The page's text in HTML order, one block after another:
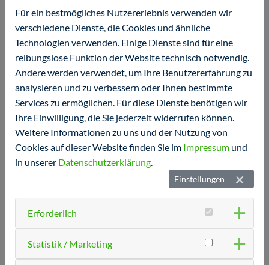
Liebe Patienten,
Die STIKO (Ständige Impfkommission) hat die
Impfempfehlung für Meningokokken C erweitert: Für alle
Jugendlichenab 12 Jahrenwird nun die erweiterte
Impfung gegenMeningokokken der Typen A, C, W, und Y
empfohlen. Die Kosten der Impfung werden von den
Für ein bestmögliches Nutzererlebnis verwenden wir
verschiedene Dienste, die Cookies und ähnliche
Technologien verwenden. Einige Dienste sind für eine
reibungslose Funktion der Website technisch notwendig.
Andere werden verwendet, um Ihre Benutzererfahrung zu
analysieren und zu verbessern oder Ihnen bestimmte
Services zu ermöglichen. Für diese Dienste benötigen wir
Ihre Einwilligung, die Sie jederzeit widerrufen können.
Weitere Informationen zu uns und der Nutzung von
Cookies auf dieser Website finden Sie im Impressum und
in unserer Datenschutzerklärung.
Einstellungen
Erforderlich
Statistik / Marketing